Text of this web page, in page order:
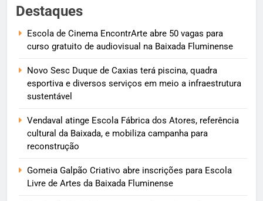
Destaques
Escola de Cinema EncontrArte abre 50 vagas para
curso gratuito de audiovisual na Baixada Fluminense
Novo Sesc Duque de Caxias terá piscina, quadra
esportiva e diversos serviços em meio a infraestrutura
sustentável
Vendaval atinge Escola Fábrica dos Atores, referência
cultural da Baixada, e mobiliza campanha para
reconstrução
Gomeia Galpão Criativo abre inscrições para Escola
Livre de Artes da Baixada Fluminense